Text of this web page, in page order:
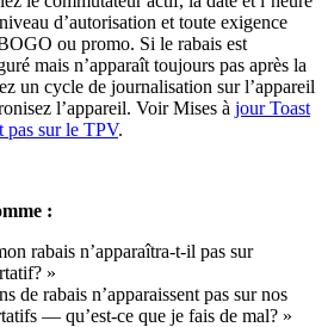
d’autorisation et toute exigence
ou promo. Si le rabais est
mais n’apparaît toujours pas après la
un cycle de journalisation sur l’appareil
l’appareil. Voir Mises à jour Toast
pas sur le TPV.
:
rabais n’apparaîtra-t-il pas sur
»
de rabais n’apparaissent pas sur nos
— qu’est-ce que je fais de mal? »